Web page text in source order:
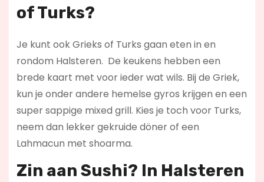
of Turks?
Je kunt ook Grieks of Turks gaan eten in en
rondom Halsteren. De keukens hebben een
brede kaart met voor ieder wat wils. Bij de Griek,
kun je onder andere hemelse gyros krijgen en een
super sappige mixed grill. Kies je toch voor Turks,
neem dan lekker gekruide döner of een
Lahmacun met shoarma.
Zin aan Sushi? In Halsteren